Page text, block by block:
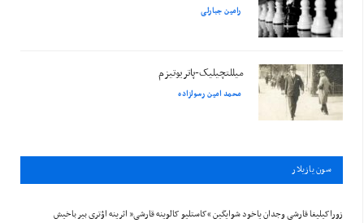
رامین جبارلی
میللتچیلیک-پاتریوتیزم
محمد امین رسولزاده
سون يازيلار
زوراکیلیغا قارشی وجدان یاخود شوایگین “کاستلیو کالوینه قارشی” اثرینه اؤتری بیر باخیش